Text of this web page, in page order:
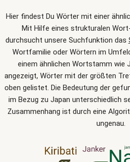
Hier findest Du Wörter mit einer
Mit Hilfe eines strukturalen
durchsucht unsere Suchfunktion das
Wortfamilie oder Wörtern im
einem ähnlichen Wortstamm wie
angezeigt, Wörter mit der größten
oben gelistet. Die Bedeutung der
im Bezug zu Japan unterschiedlich
Zusammenhang ist durch eine
ungenau.